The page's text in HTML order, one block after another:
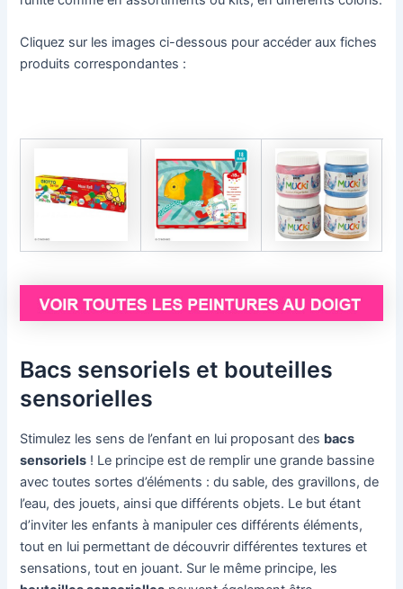
Cliquez sur les images ci-dessous pour accéder aux fiches
produits correspondantes :
Bacs sensoriels et bouteilles
sensorielles
Stimulez les sens de l’enfant en lui proposant des bacs
sensoriels ! Le principe est de remplir une grande bassine
avec toutes sortes d’éléments : du sable, des gravillons, de
l’eau, des jouets, ainsi que différents objets. Le but étant
d’inviter les enfants à manipuler ces différents éléments,
tout en lui permettant de découvrir différentes textures et
sensations, tout en jouant. Sur le même principe, les